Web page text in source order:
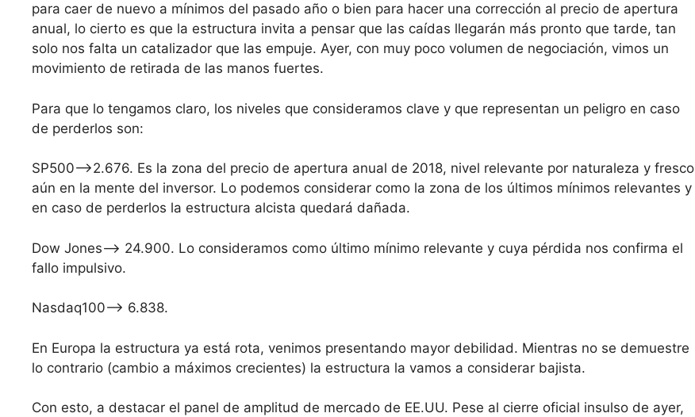
para caer de nuevo a mínimos del pasado año o bien para hacer una corrección al precio de apertura
anual, lo cierto es que la estructura invita a pensar que las caídas llegarán más pronto que tarde, tan
solo nos falta un catalizador que las empuje. Ayer, con muy poco volumen de negociación, vimos un
movimiento de retirada de las manos fuertes.
Para que lo tengamos claro, los niveles que consideramos clave y que representan un peligro en caso
de perderlos son:
SP500–>2.676. Es la zona del precio de apertura anual de 2018, nivel relevante por naturaleza y fresco
aún en la mente del inversor. Lo podemos considerar como la zona de los últimos mínimos relevantes y
en caso de perderlos la estructura alcista quedará dañada.
Dow Jones–> 24.900. Lo consideramos como último mínimo relevante y cuya pérdida nos confirma el
fallo impulsivo.
Nasdaq100–> 6.838.
En Europa la estructura ya está rota, venimos presentando mayor debilidad. Mientras no se demuestre
lo contrario (cambio a máximos crecientes) la estructura la vamos a considerar bajista.
Con esto, a destacar el panel de amplitud de mercado de EE.UU. Pese al cierre oficial insulso de ayer,